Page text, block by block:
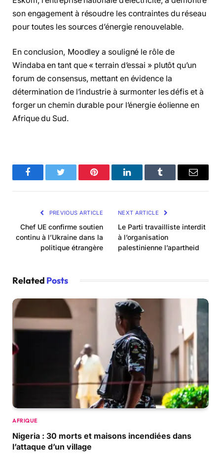
son engagement à résoudre les contraintes du réseau
pour toutes les sources d’énergie renouvelable.
En conclusion, Moodley a souligné le rôle de
Windaba en tant que « terrain d’essai » plutôt qu’un
forum de consensus, mettant en évidence la
détermination de l’industrie à surmonter les défis et à
forger un chemin durable pour l’énergie éolienne en
Afrique du Sud.
FacebookTwitter Pinterest LinkedInTumblr Email
PREVIOUS ARTICLE
Chef UE confirme soutien
continu à l’Ukraine dans la
politique étrangère
NEXT ARTICLE
Le Parti travailliste interdit
à l’organisation
palestinienne l’apartheid
Related Posts
AFRIQUE
Nigeria : 30 morts et maisons incendiées dans
l’attaque d’un village